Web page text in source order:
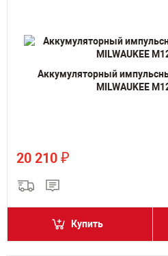
Аккумуляторный
MILWAUKEE
20 210 ₽
Купить